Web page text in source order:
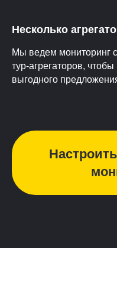
Несколько
Мы ведем мониторинг
тур-агрегаторов,
выгодного